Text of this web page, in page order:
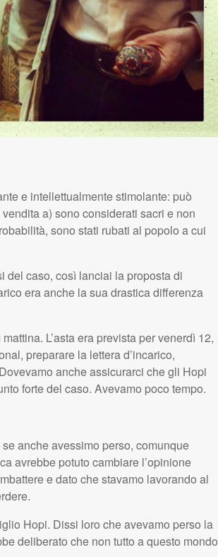
e intellettualmente stimolante: può
a) sono considerati sacri e non
sono stati rubati al popolo a cui
del caso, così lanciai la proposta di
era anche la sua drastica differenza
L’asta era prevista per venerdì 12,
preparare la lettera d’incarico,
anche assicurarci che gli Hopi
forte del caso. Avevamo poco tempo.
anche avessimo perso, comunque
avrebbe potuto cambiare l’opinione
e dato che stavamo lavorando al
Hopi. Dissi loro che avevamo perso la
deliberato che non tutto a questo mondo